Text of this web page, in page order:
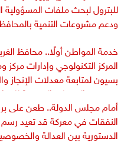
للبترول لبحث ملفات المسؤولية
ودعم مشروعات التنمية
خدمة المواطن أولًا.. محافظ
المركز التكنولوجي وإدارات مركز
بسيون لمتابعة معدلات الإنجاز
بمستوى الخدمات المقدمة
أمام مجلس الدولة.. طعن على
النفقات في معركة قد تعيد رسم
الدستورية بين العدالة